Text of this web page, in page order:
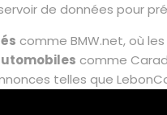
de données pour
comme BMW.net, où
comme
telles que